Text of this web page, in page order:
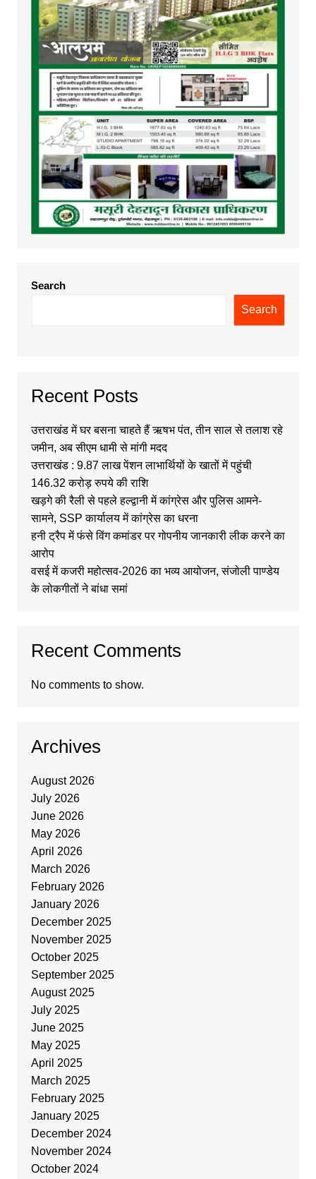
Search
Search
Recent Posts
उत्तराखंड में घर बसना चाहते हैं ऋषभ पंत, तीन साल से तलाश रहे
जमीन, अब सीएम धामी से मांगी मदद
उत्तराखंड : 9.87 लाख पेंशन लाभार्थियों के खातों में पहुंची
146.32 करोड़ रुपये की राशि
खड़गे की रैली से पहले हल्द्वानी में कांग्रेस और पुलिस आमने-
सामने, SSP कार्यालय में कांग्रेस का धरना
हनी ट्रैप में फंसे विंग कमांडर पर गोपनीय जानकारी लीक करने का
आरोप
वसई में कजरी महोत्सव-2026 का भव्य आयोजन, संजोली पाण्डेय
के लोकगीतों ने बांधा समां
Recent Comments
No comments to show.
Archives
August 2026
July 2026
June 2026
May 2026
April 2026
March 2026
February 2026
January 2026
December 2025
November 2025
October 2025
September 2025
August 2025
July 2025
June 2025
May 2025
April 2025
March 2025
February 2025
January 2025
December 2024
November 2024
October 2024